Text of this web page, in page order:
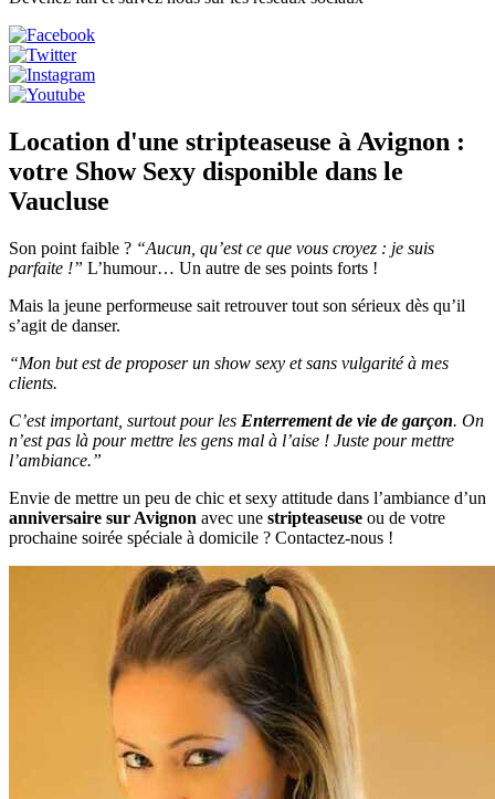
Location d'une stripteaseuse à Avignon :
votre Show Sexy disponible dans le
Vaucluse
Son point faible ? “Aucun, qu’est ce que vous croyez : je suis
parfaite !” L’humour… Un autre de ses points forts !
Mais la jeune performeuse sait retrouver tout son sérieux dès qu’il
s’agit de danser.
“Mon but est de proposer un show sexy et sans vulgarité à mes
clients.
C’est important, surtout pour les Enterrement de vie de garçon. On
n’est pas là pour mettre les gens mal à l’aise ! Juste pour mettre
l’ambiance.”
Envie de mettre un peu de chic et sexy attitude dans l’ambiance d’un
anniversaire sur Avignon avec une stripteaseuse ou de votre
prochaine soirée spéciale à domicile ? Contactez-nous !